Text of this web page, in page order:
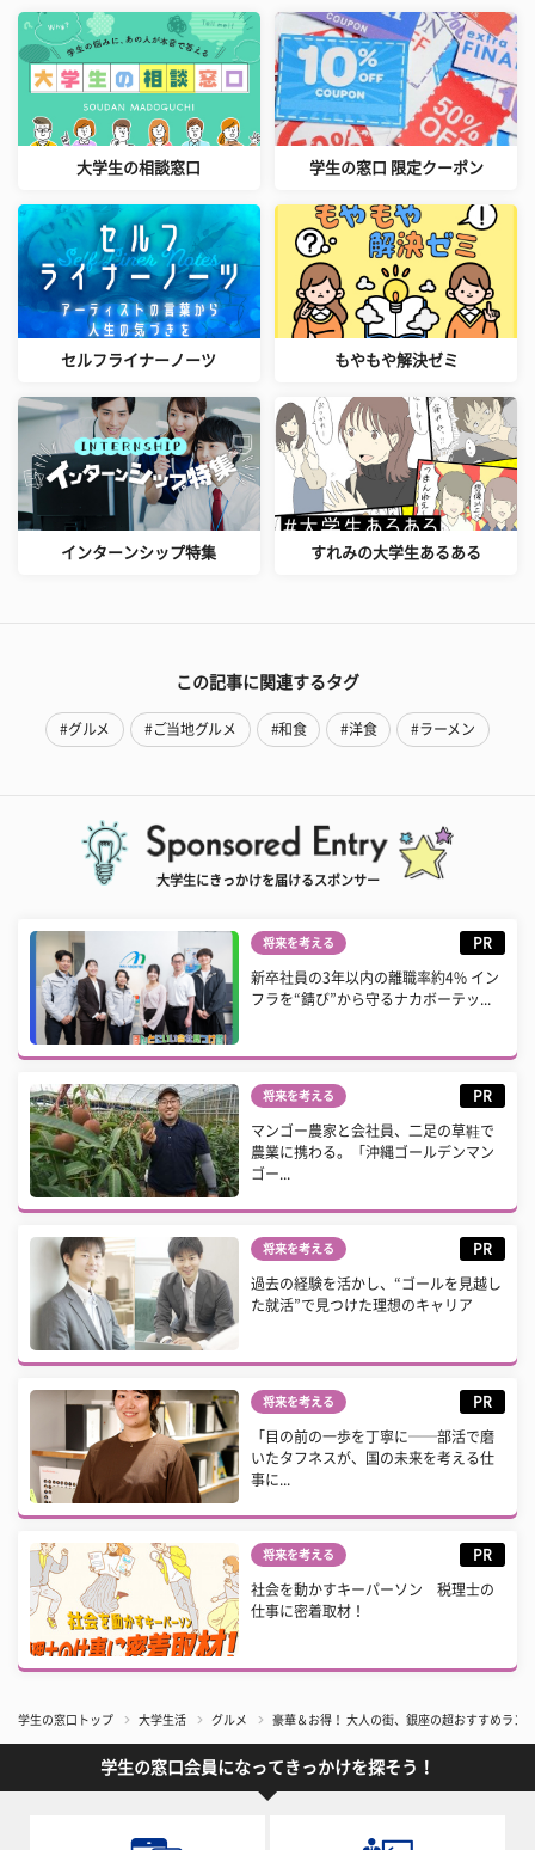
大学生の相談窓口 学生の窓口 限定クーポン
セルフライナーノーツ もやもや解決ゼミ
インターンシップ特集 すれみの大学生あるある
この記事に関連するタグ
#グルメ #ご当地グルメ #和食 #洋食 #ラーメン
大学生にきっかけを届けるスポンサー
将来を考える PR
新卒社員の3年以内の離職率約4% イン
フラを“錆び”から守るナカボーテッ...
将来を考える PR
マンゴー農家と会社員、二足の草鞋で
農業に携わる。「沖縄ゴールデンマン
ゴー...
将来を考える PR
過去の経験を活かし、“ゴールを見越し
た就活”で見つけた理想のキャリア
将来を考える PR
「目の前の一歩を丁寧に──部活で磨
いたタフネスが、国の未来を考える仕
事に...
将来を考える PR
社会を動かすキーパーソン 税理士の
仕事に密着取材！
学生の窓口トップ 大学生活 グルメ 豪華＆お得！ 大人の街、銀座の超おすすめラン
学生の窓口会員になってきっかけを探そう！